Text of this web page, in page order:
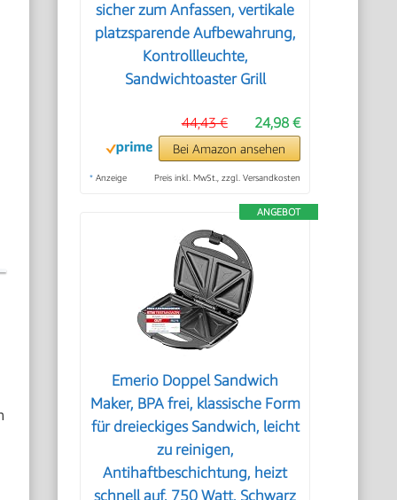
sicher zum Anfassen, vertikale
platzsparende Aufbewahrung,
Kontrollleuchte,
Sandwichtoaster Grill
24,98 €
44,43 €
Bei Amazon ansehen
* Anzeige Preis inkl. MwSt., zzgl. Versandkosten
ANGEBOT
Emerio Doppel Sandwich
Maker, BPA frei, klassische Form
für dreieckiges Sandwich, leicht
zu reinigen,
Antihaftbeschichtung, heizt
schnell auf, 750 Watt, Schwarz